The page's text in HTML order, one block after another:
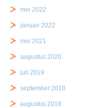
mei 2022
januari 2022
mei 2021
augustus 2020
juli 2019
september 2018
augustus 2018